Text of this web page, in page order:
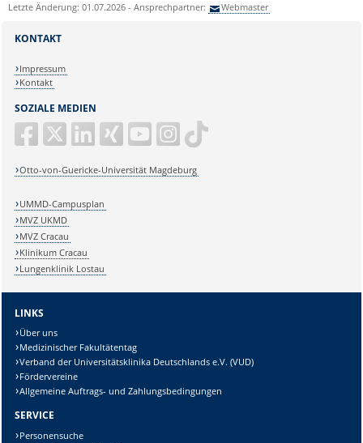
Letzte Änderung: 01.07.2026 - Ansprechpartner: Webmaster
SOZIALE MEDIEN
Otto-von-Guericke-Universität Magdeburg
KONTAKT
Impressum
Kontakt
UMMD-Campusplan
MVZ UKMD
MVZ Cracau
Klinikum Cracau
Lungenklinik Lostau
LINKS
Über uns
Medizinischer Fakultätentag
Verband der Universitätsklinika Deutschlands e.V. (VUD)
Fördervereine
Allgemeine Auftrags- und Zahlungsbedingungen
SERVICE
Personensuche